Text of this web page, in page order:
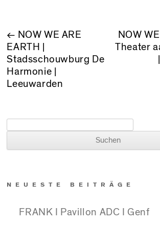
← NOW WE ARE
EARTH |
Stadsschouwburg De
Harmonie |
Leeuwarden
NOW
Theater
NEUESTE BEITRÄGE
FRANK I Pavillon ADC I Genf